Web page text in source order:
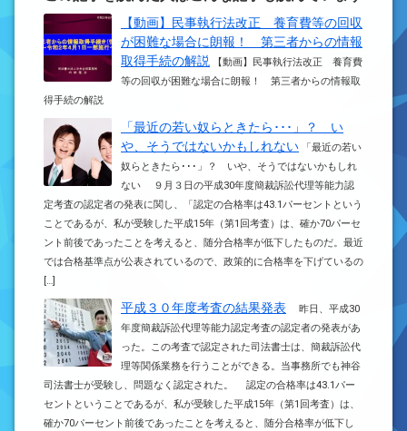
【動画】民事執行法改正 養育費等の回収
が困難な場合に朗報！ 第三者からの情報
取得手続の解説
【動画】民事執行法改正 養育費
等の回収が困難な場合に朗報！ 第三者からの情報取
得手続の解説
「最近の若い奴らときたら･･･」？ い
や、そうではないかもしれない
「最近の若い
奴らときたら･･･」？ いや、そうではないかもしれ
ない ９月３日の平成30年度簡裁訴訟代理等能力認
定考査の認定者の発表に関し、「認定の合格率は43.1パーセントという
ことであるが、私が受験した平成15年（第1回考査）は、確か70パーセ
ント前後であったことを考えると、随分合格率が低下したものだ。最近
では合格基準点が公表されているので、政策的に合格率を下げているの
[…]
平成３０年度考査の結果発表
昨日、平成30
年度簡裁訴訟代理等能力認定考査の認定者の発表があ
った。この考査で認定された司法書士は、簡裁訴訟代
理等関係業務を行うことができる。当事務所でも神谷
司法書士が受験し、問題なく認定された。 認定の合格率は43.1パー
セントということであるが、私が受験した平成15年（第1回考査）は、
確か70パーセント前後であったことを考えると、随分合格率が低下し